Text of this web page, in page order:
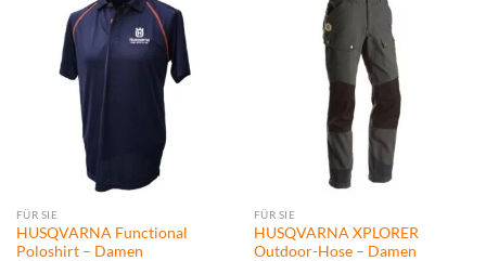
FÜR SIE
HUSQVARNA Functional
Poloshirt – Damen
FÜR SIE
HUSQVARNA XPLORER
Outdoor-Hose – Damen